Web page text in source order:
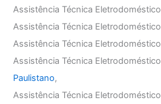
Assistência Técnica
Assistência Técnica
Assistência Técnica
Assistência Técnica
Paulistano,
Assistência Técnica